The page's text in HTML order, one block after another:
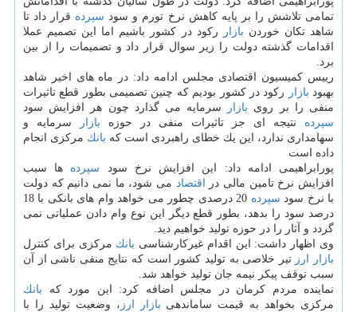
تمامی تلاشش را بر پایه كاهش نرخ تورم و سود سپرده قرار داد تا
شاهد تكان خوردن بازار
ركود در كشور باشیم اما این تصمیم عملا
اقدامات گذشته دولت را زیر سوال قرار داد و تصمیمات را از بین
برد.
رییس كمیسیون اقتصادی مجلس ادامه داد: در ماه های اخیر شاهد
بهبود بازار
ركود در كشور بودیم كه چنین تصمیمی بطور قطع تاثیرات
منفی را بر روی بازار
سرمایه می گذارد چون هر افزایش سود
سپرده نتیجه ای جز تاثیرات منفی در حوزه بازار
سرمایه و
سهامداری ندارد، این یك خطای راهبردی است كه بانك مركزی انجام
داده است
پورابراهیمی ادامه داد: این افزایش نرخ سود سپرده ها سبب
افزایش نرخ تامین مالی در اقتصاد می شود، ما نمی دانیم كه دولت
با نرخ سود سپرده
20 درصدی چطور می خواهد وام های بانكی با 18
درصد سود را بدهد، بطور قطع دیگر این نوع وام دادن عملیاتی نمی
گردد و آثار را در حوزه تولید خواهیم دید.
وی اظهار داشت: این اقدام غیركارشناسی بانك مركزی برای كنترل
بازار
ارز تیر خلاصی به تولید كشور است كه نتایج منفی ناشی از آن
سبب توقف پیكر نیمه جان تولید خواهد شد.
نماینده مردم كرمان در مجلس اضافه كرد: این مورد كه بانك
مركزی بخواهد به قیمت ساماندهی بازار ارز ، وضعیت تولید را با